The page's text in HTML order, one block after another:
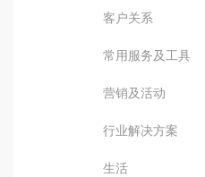
客户关系
常用服务及工具
营销及活动
行业解决方案
生活